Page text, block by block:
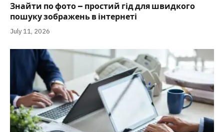
Знайти по фото – простий гід для швидкого
пошуку зображень в інтернеті
July 11, 2026